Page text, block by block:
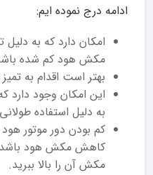
ادامه درج نموده ایم:
امکان دارد که به
مکش هود کم شده
بهتر است اقدام به
این امکان وجود دارد
به دلیل استفاده
کم بودن دور موتور
کاهش مکش هود باشد
مکش آن را بالا ببرید.